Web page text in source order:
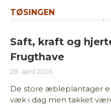
TØSINGEN
Saft, kraft og
Frugthave
28. april 2026
De store æbleplantager
væk i dag men takket